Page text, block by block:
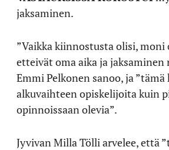
jaksaminen.
”Vaikka kiinnostusta olisi, moni
etteivät oma aika ja
Emmi Pelkonen sanoo, ja
alkuvaihteen opiskelijoita kuin
opinnoissaan olevia”.
Jyvivan Milla Tölli arvelee, että